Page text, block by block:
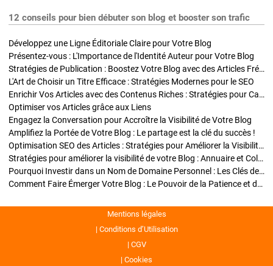
12 conseils pour bien débuter son blog et booster son trafic
Développez une Ligne Éditoriale Claire pour Votre Blog
Présentez-vous : L'Importance de l'Identité Auteur pour Votre Blog
Stratégies de Publication : Boostez Votre Blog avec des Articles Fréquents et Exclusifs
L'Art de Choisir un Titre Efficace : Stratégies Modernes pour le SEO
Enrichir Vos Articles avec des Contenus Riches : Stratégies pour Captiver et Optimiser
Optimiser vos Articles grâce aux Liens
Engagez la Conversation pour Accroître la Visibilité de Votre Blog
Amplifiez la Portée de Votre Blog : Le partage est la clé du succès !
Optimisation SEO des Articles : Stratégies pour Améliorer la Visibilité de Votre Blog
Stratégies pour améliorer la visibilité de votre Blog : Annuaire et Collaborations
Pourquoi Investir dans un Nom de Domaine Personnel : Les Clés de la Réussite de Votre Blog
Comment Faire Émerger Votre Blog : Le Pouvoir de la Patience et de la Persévérance
Mentions légales
Conditions d’Utilisation
CGV
Cookies